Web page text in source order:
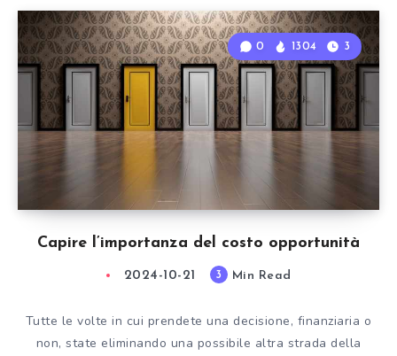
Capire l’importanza del costo opportunità
0 1304 3
2024-10-21 3 Min Read
Tutte le volte in cui prendete una decisione, finanziaria o
non, state eliminando una possibile altra strada della